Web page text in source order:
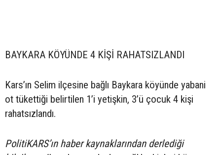
BAYKARA KÖYÜNDE 4 KİŞİ RAHATSIZLANDI
Kars’ın Selim ilçesine bağlı Baykara köyünde yabani
ot tükettiği belirtilen 1’i yetişkin, 3’ü çocuk 4 kişi
rahatsızlandı.
PolitiKARS’ın haber kaynaklarından derlediği